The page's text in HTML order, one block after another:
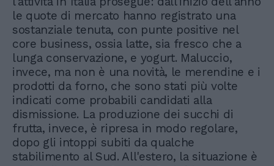
le quote di mercato hanno registrato una
sostanziale tenuta, con punte positive nel
core business, ossia latte, sia fresco che a
lunga conservazione, e yogurt. Maluccio,
invece, ma non è una novità, le merendine e i
prodotti da forno, che sono stati più volte
indicati come probabili candidati alla
dismissione. La produzione dei succhi di
frutta, invece, è ripresa in modo regolare,
dopo gli intoppi subiti da qualche
stabilimento al Sud. All'estero, la situazione è